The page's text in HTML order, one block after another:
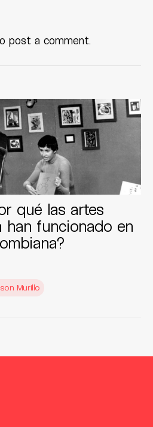
post a comment.
qué las artes
han funcionado en
Murillo